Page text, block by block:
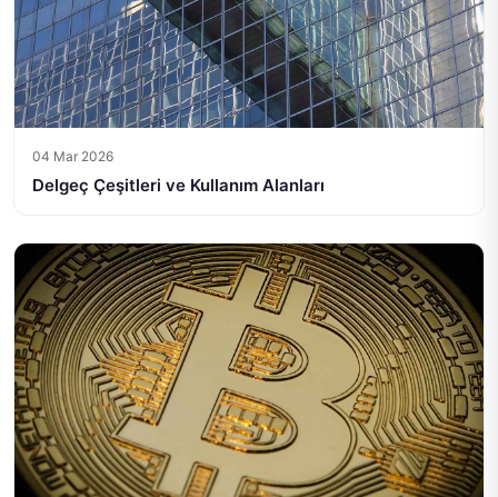
04 Mar 2026
Delgeç Çeşitleri ve Kullanım Alanları